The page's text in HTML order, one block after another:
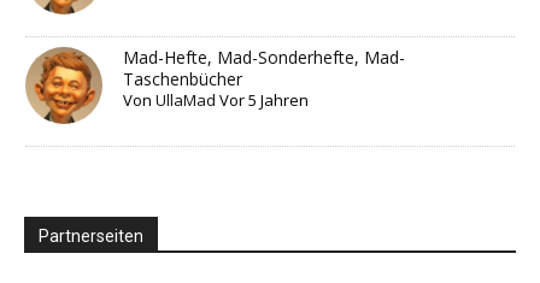
Mad-Hefte, Mad-Sonderhefte, Mad-
Taschenbücher
VonUllaMad Vor 5 Jahren
Partnerseiten